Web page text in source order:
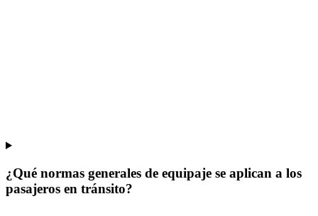
¿Qué normas generales de equipaje se aplican a los
pasajeros en tránsito?